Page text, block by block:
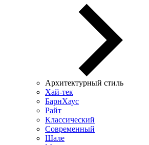
Архитектурный стиль
Хай-тек
БарнХаус
Райт
Классический
Современный
Шале